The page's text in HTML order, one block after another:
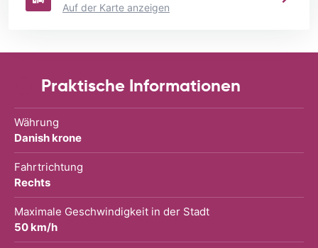
Auf der Karte anzeigen
Praktische Informationen
Währung
Danish krone
Fahrtrichtung
Rechts
Maximale Geschwindigkeit in der Stadt
50 km/h